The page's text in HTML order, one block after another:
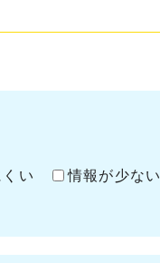
い 情報が少ない